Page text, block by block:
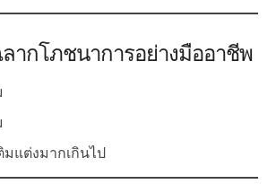
ลากโภชนาการอย่างมืออาชีพ
แต่งมากเกินไป